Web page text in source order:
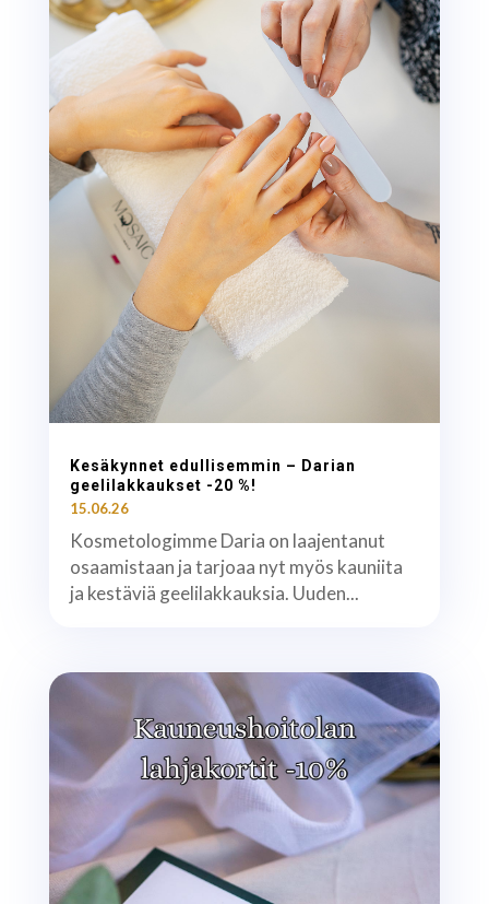
Kesäkynnet edullisemmin – Darian
geelilakkaukset -20 %!
15.06.26
Kosmetologimme Daria on laajentanut
osaamistaan ja tarjoaa nyt myös kauniita
ja kestäviä geelilakkauksia. Uuden...